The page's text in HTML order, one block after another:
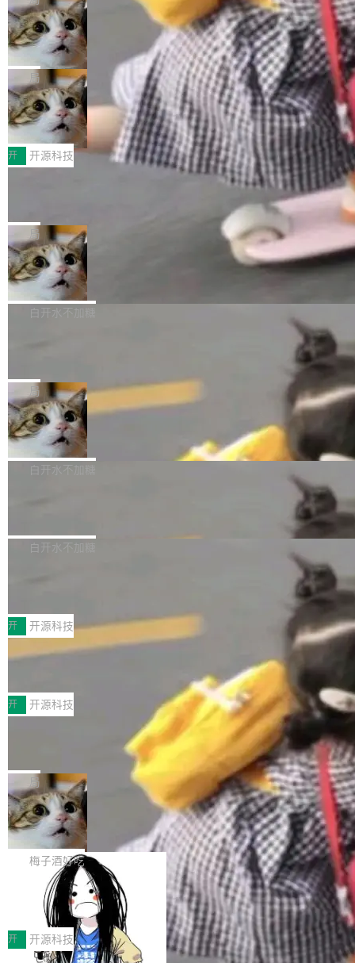
现实 过去两年，CIO们的焦虑清单上多了两项：
一是如何让大模型和智能体应用安全地从PoC走
向生产，二是如何让测试团队跟得上AI应用...
设置，如果用布尔值 + 可空字段来表示——bool
ean 表示是否可切换，nullable 的默认模式、浅
色方案、深色方案——会产生大量无意义的组
合。方案缺了、配置冲突了、全 null 了。要知道
哪些组合有效，作者说，你得靠"文档、校验、或
者部落知识"。 换个写法。Rust 的 enum，两个
变体：Switchable...
个"AI 知识库 + 聊天机器人"——每个大厂都在
做，没什么新鲜的。 但 Kenton Varda 在 Twitte
r 上把事情说清楚了： 今天我们发布了 Cloudfla
re OS，一个带连接器的聊天机器人，跟其他所
有科技公司做的一样。只不过，实际上它不一
样。这是 Sandstorm.io 的重制版，我十年前的
那个创业公司。不同的是，这次它构建在 Cloudf
lare Workers 上——我花了九年时间搭建的平台
——并且深度集成了 AI。这基本上是我十年秘密
Deno 团队开源 Celld，可自托管的分
布式 Durable Objects
Ryan Dahl 领导的 Deno 团队推出了最新开源项
目 Celld，一个能在自己机器上运行 Cloudflare
Workers 和 Durable Objects 的守护进程。 设
计思路很直接：每个对象是一个独立的 SQLite
数据库，按名称寻址，复制到你自己的 S3 兼容
存储库里。节点之间只通过这个存储库协调——
没有控制平面，没有共识协议。每个对象自带一
个小型数据库，应用天然按分片构建，单个数据
库的竞争和爆炸半径问题在设计层面就被消除
了。 闲置的 cell 会休眠到几乎不占资源。当 cel
l 迁移或唤醒时，新宿主从 S3 恢复 SQLite 数据
库继续执行。存储库是持久化的唯一真相...
局
鲁大师7月新机性能/流畅/AI榜：vivo夺
性能、流畅双第一，三星Galaxy Z系列
新折叠缺席
2026年7月的手机市场，由于存储等硬件成本暴
增，手机厂商的日子也不好过啊，新机速度明显
放缓，因此硝烟味淡了许多。新机参数规格除开
高价的三星折叠（三星Galaxy Z Fold8 Ultra / Z
Fold8 / Z Flip8）外，其余要么是中低端机器，
例如iQOO Z11i、REDMI Note 17、REDMI No
te 17 Pro、OPPO K15，要么是vivo X300 E这
样的次旗舰。 Galaxy Z Fold8 Ultra / Z Fold8 /
Z Flip8三款折叠屏新机均在7月22日发布，且全
部搭载骁龙8 Elite Gen5 for Galaxy，它们本该
开 开源科技
Zed 编辑器团队发布了新项目——DeltaDB，一
个在 git commit 之间记录每一次编辑操作的版
本控制系统。目前处于 Early Access 阶段。 De
ltaDB 的核心思路直接写在 landing page 最显
眼的位置：「Software is made between com
mits」——软件是在 commit 之间写出来的。git
是把这段空隙补上。 回退到任何一次编辑：Delt
aDB 捕获 commit 之间的每一次操作，...
局
SpaceXAI 单季资本开支达 183 亿美元
根据风险投资人Tomer Tunguz 博客（VC 分
析）披露的最新分析与第二季度业绩报告，Spac
微软同期总资本开支的四成。 与亚马逊、Alpha
bet、微软以及 Meta 等传统科技巨头相比，Spa
ceXAI的资金消耗速度尤为引人瞩目。然而，支
撑庞大支出的资金来源却呈现出截然不同的面
貌。数据显示，微软和 Meta 主要依托充沛的经
白开水不加糖
一个在终端里运行的编程 agent；Muse Spark
1.2，驱动这个 agent 的新模型。一句话概括：
你可以用 curl -fsSL https://dev.meta.ai/install.
sh | bash 安装一个能在大项目里自动规划、写
代码、验证结果的 AI 终端工具。 据介绍，Muse
个主 agent 循环，外加一组后台 agent。这些后
局
美团开源 LoHoSearch，用知识图谱校
准 AI 能力认知
机器出题的前提，是让机器拥有全局视野。整个
构建流程可以分为四个环节：建图 → 控制难度
白开水不加糖
库，并将作为transport接入Mooncake TENT。
MPComm将作为一种传输引擎接入Mooncake T
ENT，实现零拷贝传输性能提升30%、非零拷贝
传输性能最高提升5倍。UCL-MPComm底层基
于自研UCL-Engine通信引擎，后续腾讯网平将
持续开源更多基于UCL-Engine的高性能通信组
件。 腾讯网平团队在UCL-MPComm中实现了一
个独立于业务线程的全局通信引擎（Engine），
白开水不加糖
型案例入选名单》，深信服“面向企业研发场景的
开源 AI 编程平台 CoStrict 应用”凭借卓越的技术
创新与落地成效成功入选。 全链路私有化部署，
助力企业AI研发安全落地 当前，越来越多企业已
经开始引入 AI Coding 工具，通过调用公有云模
型或企业内部部署模型提升研发效率。但随着 AI
Coding 从个人辅助工具逐步走向团队级、组织
级应用，企业在规模化落地过程中，对安全性、
可控性和代码质量提出了更高要求。 首先是数据
安全与合规要求。对于大多数普通研发场景，公
有云模型能够满足快速试用和效率提升的需求。
但对于金融、能源、医疗等对数据安全要求较...
开 开源科技
深信服AI算力网关入选工信部人工智能
前不久，工业和信息化部正式发布《2025年人工
智能应用典型案例名单》，集中展示人工智能在
各领域的应用成果，覆盖技术底座、行业赋能、
产品应用、支撑保障、专题等五大方向。深信服
AI算力网关（AI创新平台）成功入选！ 随着各行
各业的Agent走向规模化建设，算力构成形态逐
渐丰富，用户关注的重点也在发生变化：不只是
让AI用起来，还要进一步看清混合算力时代下，
Token花在哪里、算力是否被充分利用，以及持
续增长的AI成本该如何优化。 深信服AI算力网关
正是围绕这些实际问题，从Token治理和成本治
理两个方面，让用户的每一份算力都看得清、管
得住、用得稳、省得下、更安全！ 一、从现在开
始，Token使用一目...
开 开源科技
Jeff Dean 离开 Google：一个时代的结
束，一个实验室的开始
Google 员工编号 20。MapReduce 作者之一。
Bigtable 作者之一。TensorFlow 的作者之一。
Gemini 的架构师。Google 首席科学家。 Jeff D
ean 在 Google 工作了 27 年后，宣布离职。 他
不是一个人走。一同离开的还有 Sanjay Ghema
wat（Google 员工编号 23，Jeff Dean 二十多
年的编程搭档，MapReduce 和 Bigtable 的共同
作者）、Quoc Le（Google 大脑核心成员，Se
q2Seq 和 DocAI 的共同发明人）以及 Oriol Vin
yals（Gemini 联合负责人，AlphaSta...
局
🔥 SolonCode v2026.8.4 发布：界面
字体可调、22 种语言、记忆搜索增强
打开终端就能上岗的全中文编码智能体，这一轮
把「看得清、用母语、记得住」三件事一次补
齐。 SolonCode 是什么 SolonCode 是杭州无
耳科技研发的企业级终端编码智能体——一位全
中文驱动的数字员工，自主理解需求、规划步
骤、编写代码。不挑模型、不挑平台，curl 一行
装完即用。 开源地址：Gitee · GitCode · GitHu
梅子酒好吃
让“代码语义理解”深度释放AI Coding
价值潜能：华为云码道（CodeArts）
代码仓技术解析
一、代码仓深度理解技术的作用与价值 在软件工
程实践中，代码仓是企业核心知识资产的主要载
体。企业级代码仓库通常包含数十万乃至数百万
开 开源科技